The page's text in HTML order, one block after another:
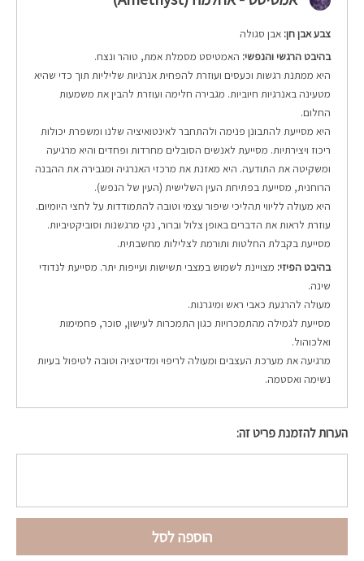
צבע אבן חן: אבן סגולה
בהיבט הרגשי והנפשי: האמטיסט מסמלת אמת, טוהר ונצח.
היא ממתנת רגשות וכעסים ועוזרת להפחית אנרגיות שליליות תוך כדי שהיא
מטעינה באנרגיות חיוביות. מגבירה חלימה ועוזרת להבין את משמעות
החלום.
היא מסייעת להתבונן פנימה ולהתחבר לאינטואיציה שלנו ומשפרת יכולות
ריכוז ויצירתיות. מסייעת לאנשים הסובלים מחרדות ופחדים והיא מרגיעה
ומשקיטה את התודעה. היא מאזנת את מרכזי האנרגיה ומגבירה את ההבנה
הרוחנית, מסייעת בפתיחת העין השלישית (העין של הנפש).
היא מעולה לליווי תהליכי שיפור עצמי וטובה להתמודדות על לחצי היומיום.
עוזרת לראות את הדברים באופן צלול וברור, נקי מרגשנות וסוביקטיביות.
מסייעת בקבלת החלטות ותורמת לצלילות מחשבתית.
בהיבט הפיזי: מצויינת לשמוש במצבי תשישות ועייפות יתר. מסייעת לנדודי
שינה.
מעולה להרגעת כאבי ראש ומיגרנות.
מסייעת לגמילה מהתמכרויות כגון התמכרות לעישון, סוכר, פחמימות
ואלכוהול.
מרגיעה את מערכת העצבים ומעולה לריפוי ומדיטציה וטובה לטיפול בעיות
נשימה ואסטמה.
הערות להזמנת פריט זה:
הוספה לסל